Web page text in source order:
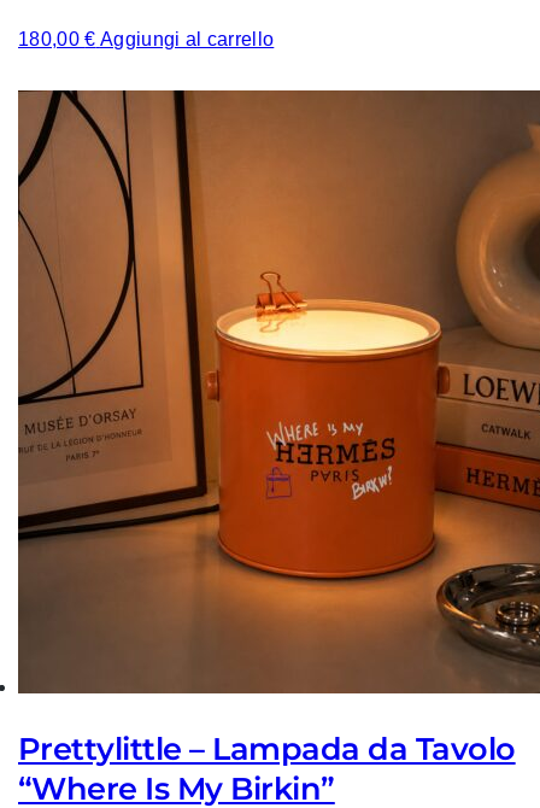
180,00€ Aggiungi al carrello
Prettylittle – Lampada da Tavolo
“Where Is My Birkin”